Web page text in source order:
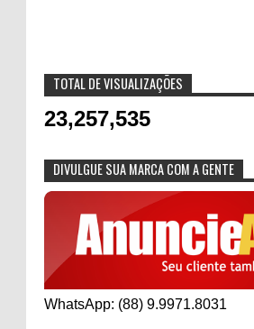
TOTAL DE VISUALIZAÇÕES
23,257,535
DIVULGUE SUA MARCA COM A GENTE
WhatsApp: (88) 9.9971.8031